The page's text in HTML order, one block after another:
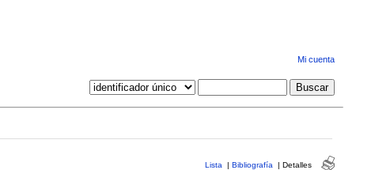
Mi cuenta
Lista | Bibliografía | Detalles